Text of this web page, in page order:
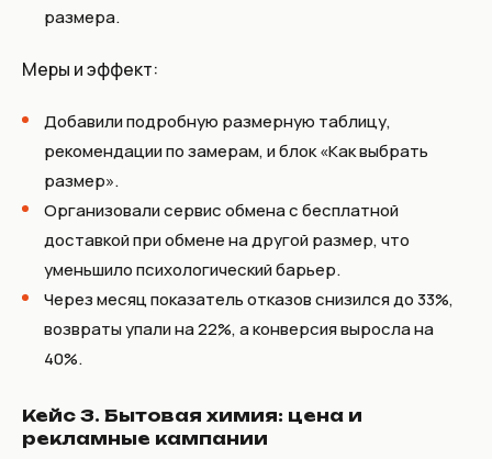
размера.
Меры и эффект:
Добавили подробную размерную таблицу,
рекомендации по замерам, и блок «Как выбрать
размер».
Организовали сервис обмена с бесплатной
доставкой при обмене на другой размер, что
уменьшило психологический барьер.
Через месяц показатель отказов снизился до 33%,
возвраты упали на 22%, а конверсия выросла на
40%.
Кейс 3. Бытовая химия: цена и
рекламные кампании